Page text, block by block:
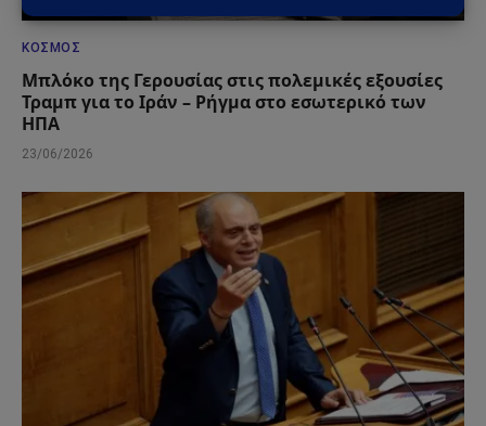
ΚΌΣΜΟΣ
Μπλόκο της Γερουσίας στις πολεμικές εξουσίες
Τραμπ για το Ιράν – Ρήγμα στο εσωτερικό των
ΗΠΑ
23/06/2026